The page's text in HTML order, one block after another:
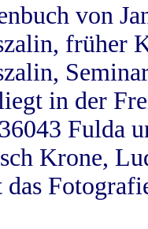
von
früher
in der
Fulda
Krone,